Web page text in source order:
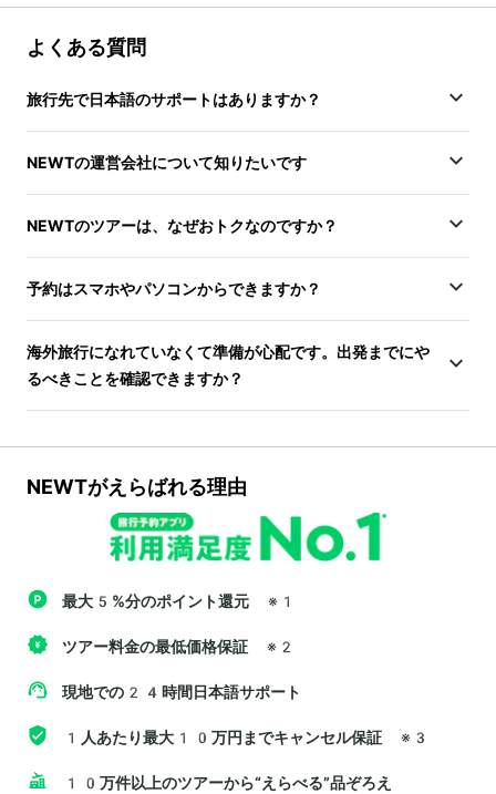
よくある質問
旅行先で日本語のサポートはありますか？
NEWTの運営会社について知りたいです
NEWTのツアーは、なぜおトクなのですか？
予約はスマホやパソコンからできますか？
海外旅行になれていなくて準備が心配です。出発までにや
るべきことを確認できますか？
NEWTがえらばれる理由
最大5%分のポイント還元 ※1
ツアー料金の最低価格保証 ※2
現地での24時間日本語サポート
1人あたり最大10万円までキャンセル保証 ※3
10万件以上のツアーから“えらべる”品ぞろえ